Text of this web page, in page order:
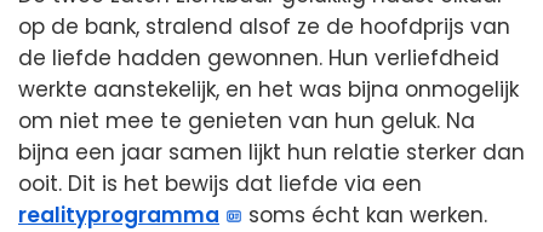
op de bank, stralend alsof ze de hoofdprijs van
de liefde hadden gewonnen. Hun verliefdheid
werkte aanstekelijk, en het was bijna onmogelijk
om niet mee te genieten van hun geluk. Na
bijna een jaar samen lijkt hun relatie sterker dan
ooit. Dit is het bewijs dat liefde via een
realityprogramma
soms écht kan werken.